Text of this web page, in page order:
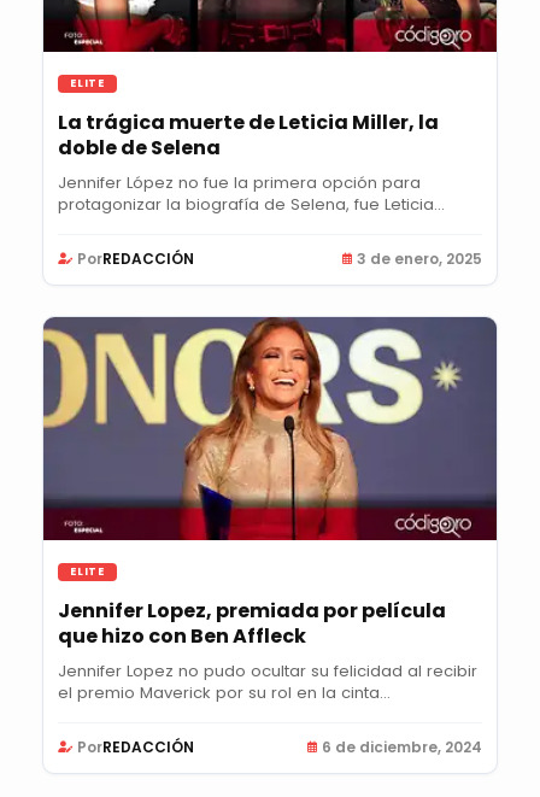
ELITE
La trágica muerte de Leticia Miller, la
doble de Selena
Jennifer López no fue la primera opción para
protagonizar la biografía de Selena, fue Leticia...
PorREDACCIÓN 3 de enero, 2025
ELITE
Jennifer Lopez, premiada por película
que hizo con Ben Affleck
Jennifer Lopez no pudo ocultar su felicidad al recibir
el premio Maverick por su rol en la cinta...
PorREDACCIÓN 6 de diciembre, 2024